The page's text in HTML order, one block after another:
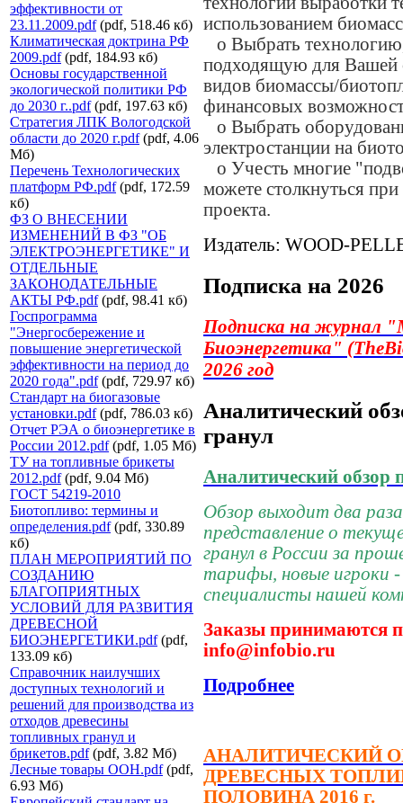
эффективности от
23.11.2009.pdf(pdf, 518.46 кб)
Климатическая доктрина РФ
2009.pdf(pdf, 184.93 кб)
Основы государственной
экологической политики РФ
до 2030 г..pdf(pdf, 197.63 кб)
Стратегия ЛПК Вологодской
области до 2020 г.pdf(pdf, 4.06
Мб)
Перечень Технологических
платформ РФ.pdf(pdf, 172.59
кб)
ФЗ О ВНЕСЕНИИ
ИЗМЕНЕНИЙ В ФЗ "ОБ
ЭЛЕКТРОЭНЕРГЕТИКЕ" И
ОТДЕЛЬНЫЕ
ЗАКОНОДАТЕЛЬНЫЕ
АКТЫ РФ.pdf(pdf, 98.41 кб)
Госпрограмма
"Энергосбережение и
повышение энергетической
эффективности на период до
2020 года".pdf(pdf, 729.97 кб)
Стандарт на биогазовые
установки.pdf(pdf, 786.03 кб)
Отчет РЭА о биоэнергетике в
России 2012.pdf(pdf, 1.05 Мб)
ТУ на топливные брикеты
2012.pdf(pdf, 9.04 Мб)
ГОСТ 54219-2010
Биотопливо: термины и
определения.pdf(pdf, 330.89
кб)
ПЛАН МЕРОПРИЯТИЙ ПО
СОЗДАНИЮ
БЛАГОПРИЯТНЫХ
УСЛОВИЙ ДЛЯ РАЗВИТИЯ
ДРЕВЕСНОЙ
БИОЭНЕРГЕТИКИ.pdf(pdf,
133.09 кб)
Справочник наилучших
доступных технологий и
решений для производства из
отходов древесины
топливных гранул и
брикетов.pdf(pdf, 3.82 Мб)
Лесные товары ООН.pdf(pdf,
6.93 Мб)
использованием
o Выбрать
подходящую для Вашей
видов биомассы/
финансовых
o Выбрать
электростанции на
o Учесть многие
можете столкнуться при
проекта.
Издатель: WOOD-
Подписка на 2026
Подписка на журнал
Биоэнергетика"
2026 год
Аналитический
гранул
Аналитический обзор
Обзор выходит два
представление о
гранул в России за
тарифы, новые игроки
специалисты нашей
Заказы принимаются
info@infobio.ru
Подробнее
АНАЛИТИЧЕСКИЙ
ДРЕВЕСНЫХ
ПОЛОВИНА 2016 г.